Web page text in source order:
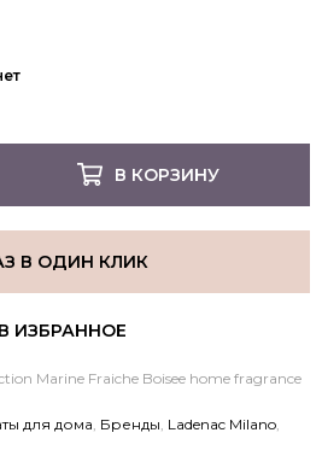
В КОРЗИНУ
В ОДИН КЛИК
Marine Fraiche Boisee home fragrance
для дома Бренды Ladenac Milano